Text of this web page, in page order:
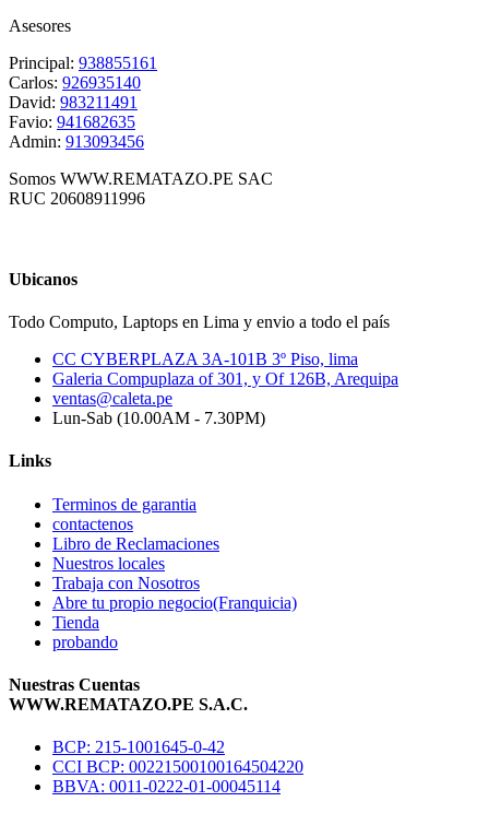
Asesores
Principal: 938855161
Carlos: 926935140
David: 983211491
Favio: 941682635
Admin: 913093456
Somos WWW.REMATAZO.PE SAC
RUC 20608911996
Ubicanos
Todo Computo, Laptops en Lima y envio a todo el país
CC CYBERPLAZA 3A-101B 3º Piso, lima
Galeria Compuplaza of 301, y Of 126B, Arequipa
ventas@caleta.pe
Lun-Sab (10.00AM - 7.30PM)
Links
Terminos de garantia
contactenos
Libro de Reclamaciones
Nuestros locales
Trabaja con Nosotros
Abre tu propio negocio(Franquicia)
Tienda
probando
Nuestras Cuentas
WWW.REMATAZO.PE S.A.C.
BCP: 215-1001645-0-42
CCI BCP: 00221500100164504220
BBVA: 0011-0222-01-00045114